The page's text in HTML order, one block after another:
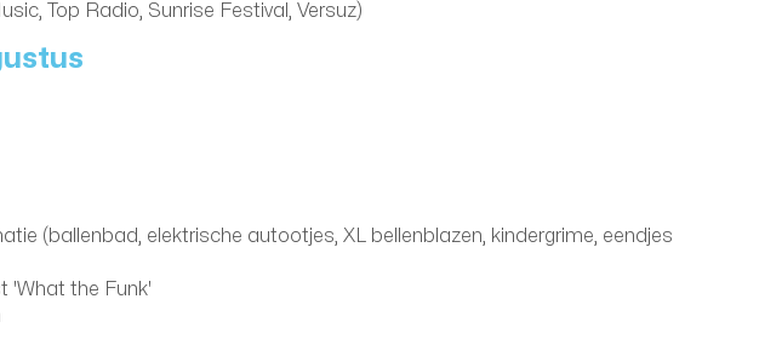
Top Radio, Sunrise Festival, Versuz)
(ballenbad, elektrische autootjes, XL bellenblazen, kindergrime, eendjes
'What the Funk'